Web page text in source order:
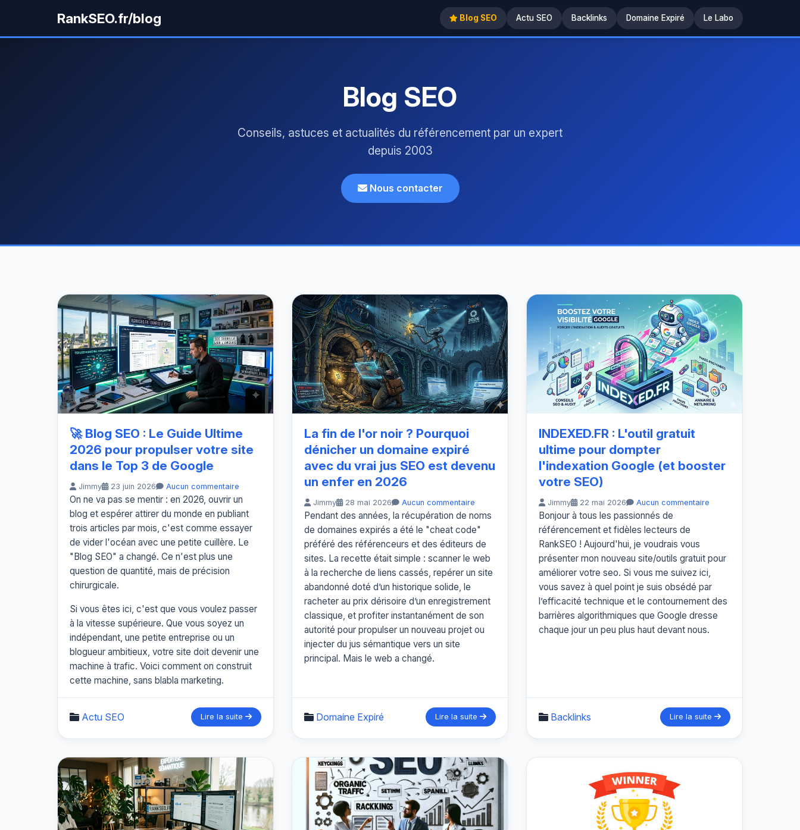
RankSEO.fr/blog Blog SEO Actu SEO Backlinks Domaine Expiré Le Labo
Blog SEO
Conseils, astuces et actualités du référencement par un expert
depuis 2003
Nous contacter
🚀 Blog SEO : Le Guide Ultime
2026 pour propulser votre site
dans le Top 3 de Google
Jimmy 23 juin 2026 Aucun commentaire
On ne va pas se mentir : en 2026, ouvrir un
blog et espérer attirer du monde en publiant
trois articles par mois, c'est comme essayer
de vider l'océan avec une petite cuillère. Le
"Blog SEO" a changé. Ce n'est plus une
question de quantité, mais de précision
chirurgicale.
Si vous êtes ici, c'est que vous voulez passer
à la vitesse supérieure. Que vous soyez un
indépendant, une petite entreprise ou un
blogueur ambitieux, votre site doit devenir une
machine à trafic. Voici comment on construit
cette machine, sans blabla marketing.
Actu SEO Lire la suite
La fin de l'or noir ? Pourquoi
dénicher un domaine expiré
avec du vrai jus SEO est devenu
un enfer en 2026
Jimmy 28 mai 2026 Aucun commentaire
Pendant des années, la récupération de noms
de domaines expirés a été le "cheat code"
préféré des référenceurs et des éditeurs de
sites. La recette était simple : scanner le web
à la recherche de liens cassés, repérer un site
abandonné doté d’un historique solide, le
racheter au prix dérisoire d’un enregistrement
classique, et profiter instantanément de son
autorité pour propulser un nouveau projet ou
injecter du jus sémantique vers un site
principal. Mais le web a changé.
Domaine Expiré Lire la suite
INDEXED.FR : L'outil gratuit
ultime pour dompter
l'indexation Google (et booster
votre SEO)
Jimmy 22 mai 2026 Aucun commentaire
Bonjour à tous les passionnés de
référencement et fidèles lecteurs de
RankSEO ! Aujourd'hui, je voudrais vous
présenter mon nouveau site/outils gratuit pour
améliorer votre seo. Si vous me suivez ici,
vous savez à quel point je suis obsédé par
l’efficacité technique et le contournement des
barrières algorithmiques que Google dresse
chaque jour un peu plus haut devant nous.
Backlinks Lire la suite